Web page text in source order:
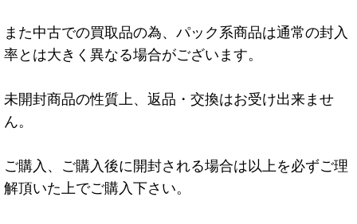
また中古での買取品の為、パック系商品は通常の封入
率とは大きく異なる場合がございます。
未開封商品の性質上、返品・交換はお受け出来ませ
ん。
ご購入、ご購入後に開封される場合は以上を必ずご理
解頂いた上でご購入下さい。